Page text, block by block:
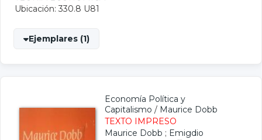
Ubicación: 330.8 U81
Ejemplares (1)
Economía Política y
Capitalismo / Maurice Dobb
TEXTO IMPRESO
Maurice Dobb ; Emigdio